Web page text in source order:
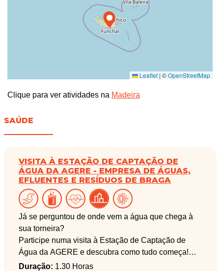
SAÚDE
VISITA À ESTAÇÃO DE CAPTAÇÃO DE
ÁGUA DA AGERE - EMPRESA DE ÁGUAS,
EFLUENTES E RESÍDUOS DE BRAGA
Já se perguntou de onde vem a água que chega à
sua torneira?
Participe numa visita à Estação de Captação de
Água da AGERE e descubra como tudo começa!
Acompanhe o percurso da água desde o rio até à
Duração: 1.30 Horas
Leaflet | ©OpenStreetMap
Clique para ver atividades na Madeira